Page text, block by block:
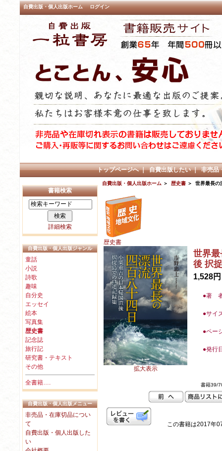
自費出版・個人出版ホーム ログイン
トップページへ｜自費出版したい｜非売品
書籍検索
詳細検索
自費出版・個人出版ジャンル
童話
小説
詩歌
趣味
自分史
エッセイ
絵本
写真集
歴史書
記念誌
旅行記
研究書・テキスト
その他
全書籍….
自費出版・個人出版メニュー
非売品・在庫切品につい
て
自費出版・個人出版した
い
自費出版・個人出版ホーム＞ 歴史書＞ 世界最長の
歴史書
拡大表示
世界
後 択
1,528円
●著
●サイ
●ペー
●発行
書籍39/
この書籍は2017年